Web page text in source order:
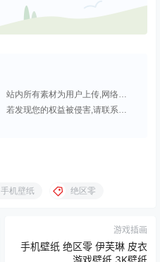
可免费下载超清原图;
站内所有素材为用户上传,网络分享或原创,请勿用于商业用途;
若发现您的权益被侵害,请联系QQ1815919191,我们尽快处理.
手机壁纸 绝区零
游戏插画
手机壁纸 绝区零 伊芙琳 皮衣